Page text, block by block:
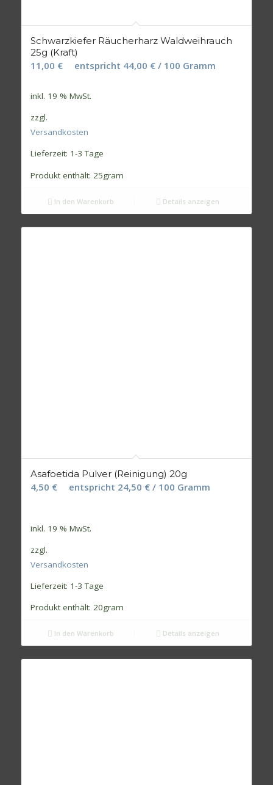
Schwarzkiefer Räucherharz Waldweihrauch
25g (Kraft)
11,00 € entspricht 44,00 €/ 100 Gramm
inkl. 19 % MwSt.
zzgl.
Versandkosten
Lieferzeit: 1-3 Tage
Produkt enthält: 25gram
In den Warenkorb Details anzeigen
Asafoetida Pulver (Reinigung) 20g
4,50 € entspricht 24,50 €/ 100 Gramm
inkl. 19 % MwSt.
zzgl.
Versandkosten
Lieferzeit: 1-3 Tage
Produkt enthält: 20gram
In den Warenkorb Details anzeigen